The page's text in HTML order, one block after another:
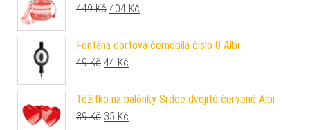
449Kč Původní cena byla: 449 Kč.
404 Kč
Fontána dortová černobílá číslo 0 Albi
49Kč Původní cena byla: 49 Kč.
44 Kč
Těžítko na balónky Srdce dvojité červené Albi
39Kč Původní cena byla: 39 Kč.
35 Kč